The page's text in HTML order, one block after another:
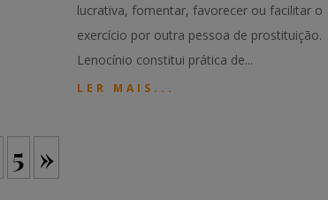
lucrativa, fomentar, favorecer ou facilitar o
exercício por outra pessoa de prostituição.
Lenocínio constitui prática de...
LER MAIS...
5 »